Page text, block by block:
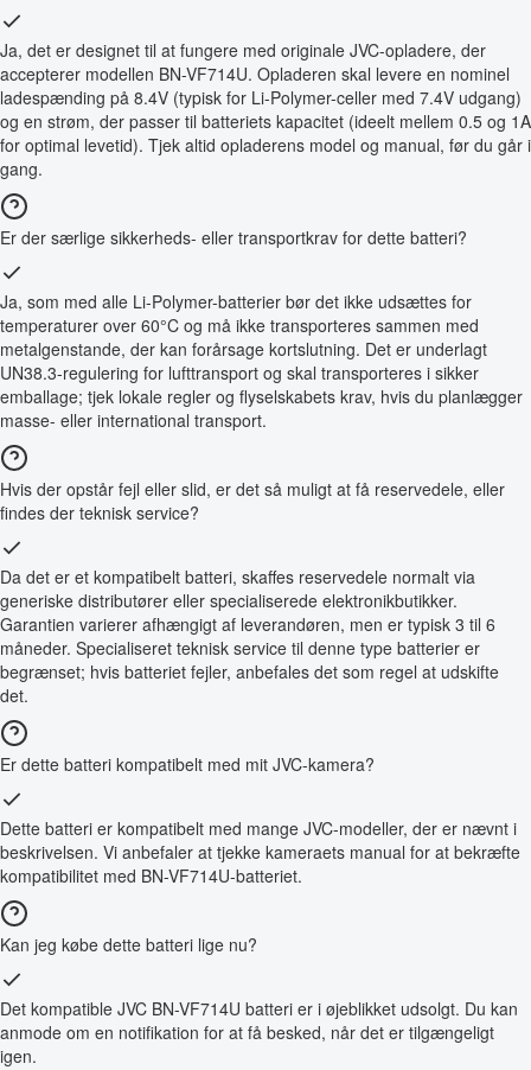
Ja, det er designet til at fungere med originale JVC-opladere, der
accepterer modellen BN-VF714U. Opladeren skal levere en nominel
ladespænding på 8.4V (typisk for Li-Polymer-celler med 7.4V udgang)
og en strøm, der passer til batteriets kapacitet (ideelt mellem 0.5 og 1A
for optimal levetid). Tjek altid opladerens model og manual, før du går i
gang.
Er der særlige sikkerheds- eller transportkrav for dette batteri?
Ja, som med alle Li-Polymer-batterier bør det ikke udsættes for
temperaturer over 60°C og må ikke transporteres sammen med
metalgenstande, der kan forårsage kortslutning. Det er underlagt
UN38.3-regulering for lufttransport og skal transporteres i sikker
emballage; tjek lokale regler og flyselskabets krav, hvis du planlægger
masse- eller international transport.
Hvis der opstår fejl eller slid, er det så muligt at få reservedele, eller
findes der teknisk service?
Da det er et kompatibelt batteri, skaffes reservedele normalt via
generiske distributører eller specialiserede elektronikbutikker.
Garantien varierer afhængigt af leverandøren, men er typisk 3 til 6
måneder. Specialiseret teknisk service til denne type batterier er
begrænset; hvis batteriet fejler, anbefales det som regel at udskifte
det.
Er dette batteri kompatibelt med mit JVC-kamera?
Dette batteri er kompatibelt med mange JVC-modeller, der er nævnt i
beskrivelsen. Vi anbefaler at tjekke kameraets manual for at bekræfte
kompatibilitet med BN-VF714U-batteriet.
Kan jeg købe dette batteri lige nu?
Det kompatible JVC BN-VF714U batteri er i øjeblikket udsolgt. Du kan
anmode om en notifikation for at få besked, når det er tilgængeligt
igen.